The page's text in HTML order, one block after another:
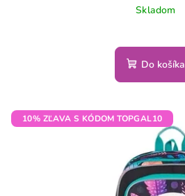
Skladom
Do košíka
10% ZĽAVA S KÓDOM TOPGAL10